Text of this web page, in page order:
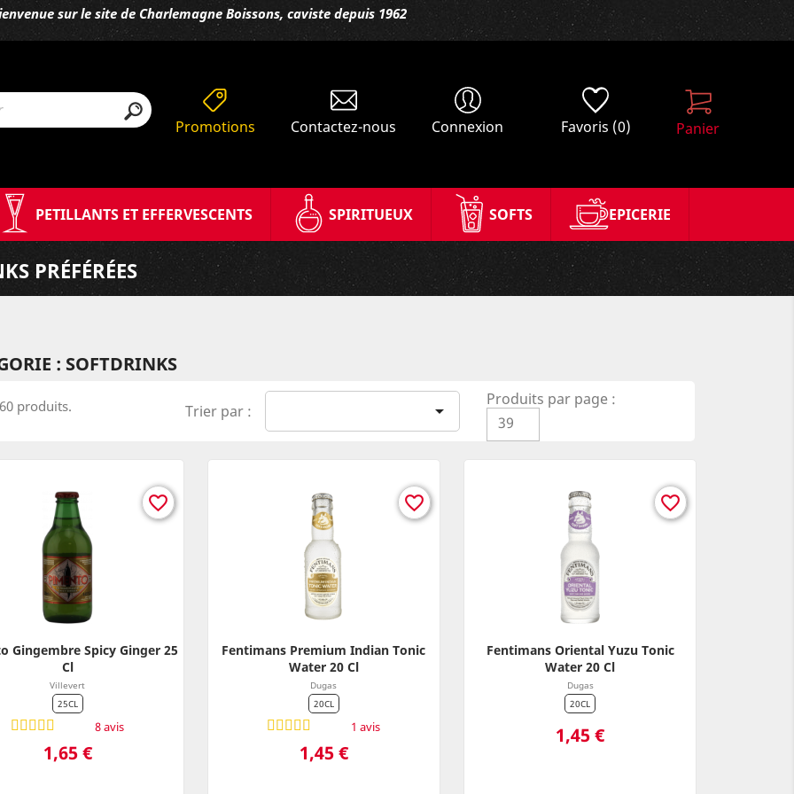
sur le site de Charlemagne Boissons, caviste depuis 1962
PETILLANTS ET EFFERVESCENTS SPIRITUEUX SOFTS EPICERIE
Promotions Contactez-nous Connexion Favoris (0) Panier
PRÉFÉRÉES
: SOFTDRINKS
produits. Trier par : 
Produits par page :
39
Gingembre Spicy Ginger 25
Cl
Villevert
25CL
8 avis
Prix
1,65 €
favorite_border
Fentimans Premium Indian Tonic
Water 20 Cl
Dugas
20CL
1 avis
Prix
1,45 €
favorite_border
Fentimans Oriental Yuzu Tonic
Water 20 Cl
Dugas
20CL
Prix
1,45 €
favorite_border